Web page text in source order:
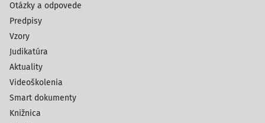
Otázky a odpovede
Predpisy
Vzory
Judikatúra
Aktuality
Videoškolenia
Smart dokumenty
Knižnica